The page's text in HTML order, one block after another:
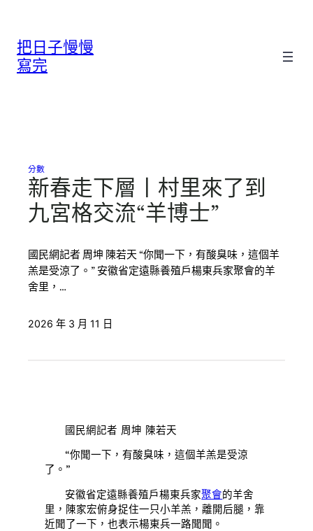
把日子慢慢
寫完
分數
新春走下層丨村里來了到
九宮格交流“羊博士”
國民網記者 周坤 陳若天 “你聞一下，有酸臭味，這個羊
羔是受涼了。” 安徽省定遠縣養殖戶楊東兵家聚會的羊
舍里，…
2026 年 3 月 11 日
國民網記者 周坤 陳若天
“你聞一下，有酸臭味，這個羊羔是受涼
了。”
安徽省定遠縣養殖戶楊東兵家聚會的羊舍
里，陳家宏俯身捉住一只小羊羔，離開后腿，靠
近聞了一下，也表示楊東兵一路聞聞。